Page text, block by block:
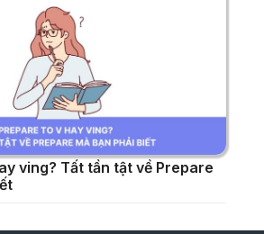
ving? Tất tần tật về Prepare